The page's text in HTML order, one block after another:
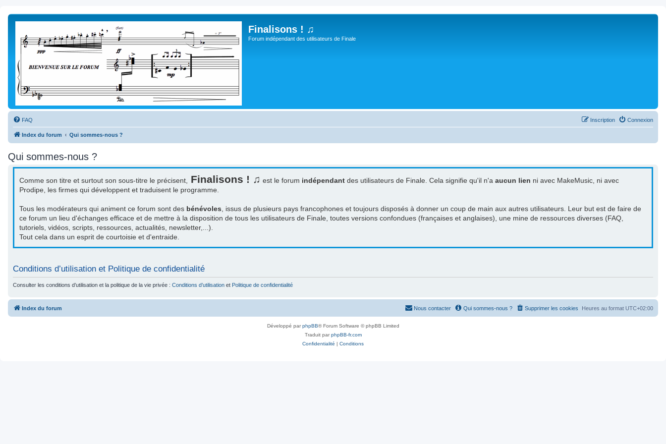
Finalisons ! ♫
Forum indépendant des utilisateurs de Finale
FAQ Connexion
Inscription
Index du forum Qui sommes-nous ?
Qui sommes-nous ?
Comme son titre et surtout son sous-titre le précisent, Finalisons ! ♫ est le forum indépendant des utilisateurs de Finale. Cela signifie qu'il n'a aucun lien ni avec MakeMusic, ni avec
Prodipe, les firmes qui développent et traduisent le programme.
Tous les modérateurs qui animent ce forum sont des bénévoles , issus de plusieurs pays francophones et toujours disposés à donner un coup de main aux autres utilisateurs. Leur but est de faire de
ce forum un lieu d'échanges efficace et de mettre à la disposition de tous les utilisateurs de Finale, toutes versions confondues (françaises et anglaises), une mine de ressources diverses (FAQ,
tutoriels, vidéos, scripts, ressources, actualités, newsletter,...).
Tout cela dans un esprit de courtoisie et d'entraide.
Conditions d’utilisation et Politique de confidentialité
Consulter les conditions d’utilisation et la politique de la vie privée : Conditions d’utilisation et Politique de confidentialité
Index du forum Heures au format UTC+02:00
Supprimer les cookies
Qui sommes-nous ?
Nous contacter
Développé parphpBB® Forum Software © phpBB Limited
Traduit parphpBB-fr.com
Confidentialité | Conditions